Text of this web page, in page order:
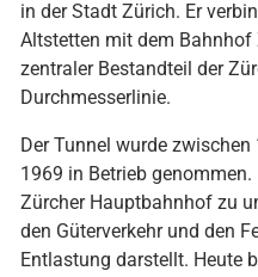
in der Stadt Zürich. Er
Altstetten mit dem Bahnhof
zentraler Bestandteil der
Durchmesserlinie.
Der Tunnel wurde
1969 in Betrieb
Zürcher Hauptbahnhof zu
den Güterverkehr und den
Entlastung darstellt. Heute